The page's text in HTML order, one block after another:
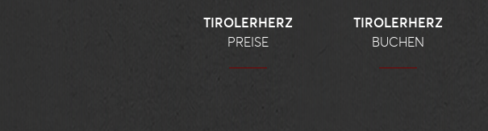
TIROLERHERZ
PREISE
TIROLERHERZ
BUCHEN